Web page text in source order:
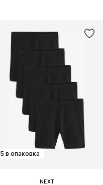
5 в опаковка
NEXT